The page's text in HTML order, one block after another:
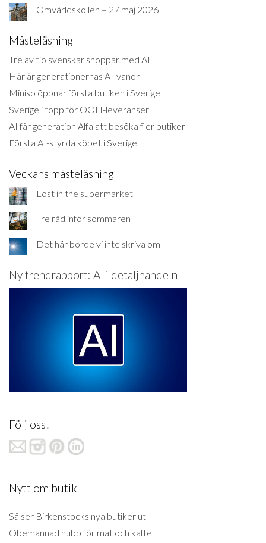
Omvärldskollen – 27 maj 2026
Måsteläsning
Tre av tio svenskar shoppar med AI
Här är generationernas AI-vanor
Miniso öppnar första butiken i Sverige
Sverige i topp för OOH-leveranser
AI får generation Alfa att besöka fler butiker
Första AI-styrda köpet i Sverige
Veckans måsteläsning
Lost in the supermarket
Tre råd inför sommaren
Det här borde vi inte skriva om
Ny trendrapport: AI i detaljhandeln
Följ oss!
Nytt om butik
Så ser Birkenstocks nya butiker ut
Obemannad hubb för mat och kaffe